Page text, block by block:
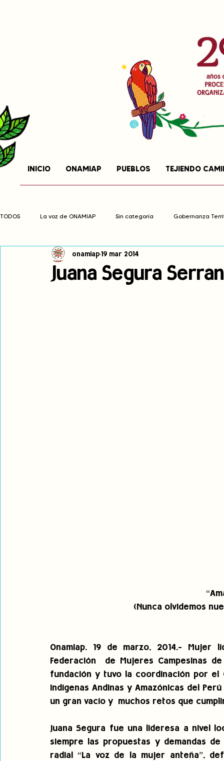
INICIO ONAMIAP PUEBLOS TEJIENDO
TODOS La voz de ONAMIAP Sin categoría Gobernanza
Cambio climático Navegador indígena
Juana Segura
onamiap 19 mar 2014
(Nunca olvidemos
Onamiap. 19 de marzo, 2014.-
Federación  de Mujeres Campesinas
fundación y tuvo la coordinación por el
Indígenas Andinas y Amazónicas del
un gran vacío y  muchos retos que
Juana Segura fue una lideresa a nivel
siempre las propuestas y demandas
radial “La voz de la mujer anteña”,